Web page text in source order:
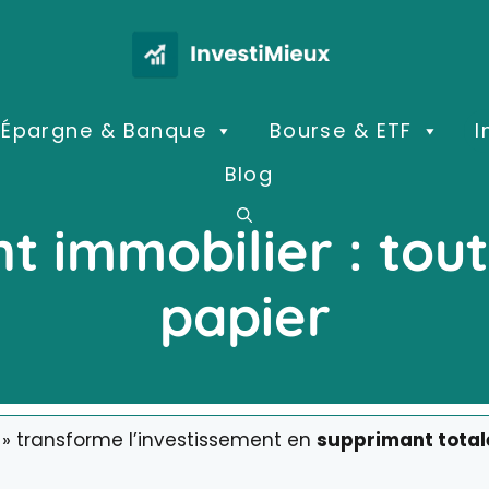
Épargne & Banque Bourse & ETF
Blog
immobilier :
papier
transforme l’investissement ensupprimant